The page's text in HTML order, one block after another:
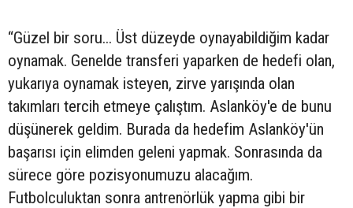
“Güzel bir soru... Üst düzeyde oynayabildiğim kadar
oynamak. Genelde transferi yaparken de hedefi olan,
yukarıya oynamak isteyen, zirve yarışında olan
takımları tercih etmeye çalıştım. Aslanköy'e de bunu
düşünerek geldim. Burada da hedefim Aslanköy'ün
başarısı için elimden geleni yapmak. Sonrasında da
sürece göre pozisyonumuzu alacağım.
Futbolculuktan sonra antrenörlük yapma gibi bir